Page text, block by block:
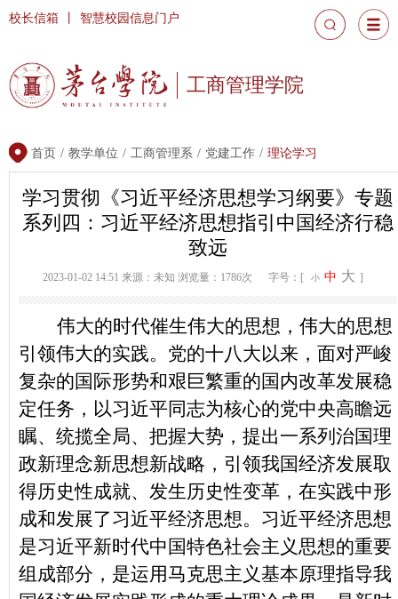
工商管理学院
校长信箱 智慧校园信息门户
首页 / 教学单位 / 工商管理系 / 党建工作 / 理论学习
学习贯彻《习近平经济思想学习纲要》专题
系列四：习近平经济思想指引中国经济行稳
致远
2023-01-02 14:51 来源：未知 浏览量：1786次 字号：[ 小 中 大 ]
伟大的时代催生伟大的思想，伟大的思想
引领伟大的实践。党的十八大以来，面对严峻
复杂的国际形势和艰巨繁重的国内改革发展稳
定任务，以习近平同志为核心的党中央高瞻远
瞩、统揽全局、把握大势，提出一系列治国理
政新理念新思想新战略，引领我国经济发展取
得历史性成就、发生历史性变革，在实践中形
成和发展了习近平经济思想。习近平经济思想
是习近平新时代中国特色社会主义思想的重要
组成部分，是运用马克思主义基本原理指导我